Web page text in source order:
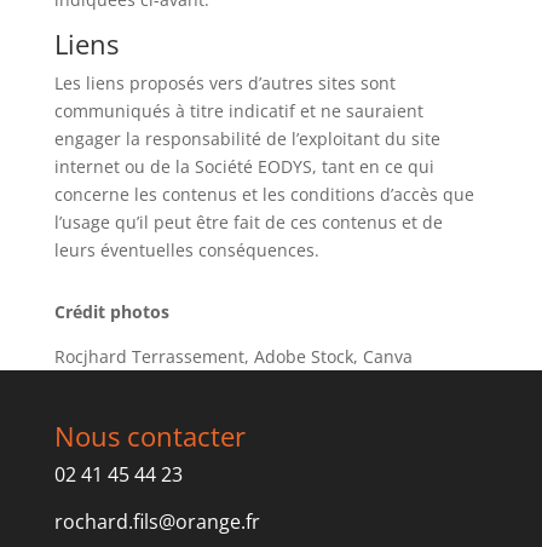
Liens
Les liens proposés vers d’autres sites sont
communiqués à titre indicatif et ne sauraient
engager la responsabilité de l’exploitant du site
internet ou de la Société EODYS, tant en ce qui
concerne les contenus et les conditions d’accès que
l’usage qu’il peut être fait de ces contenus et de
leurs éventuelles conséquences.
Crédit photos
Rocjhard Terrassement, Adobe Stock, Canva
Nous contacter
02 41 45 44 23
rochard.fils@orange.fr